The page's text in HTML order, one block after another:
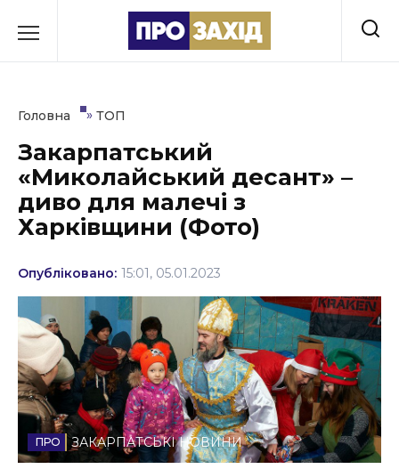
до
Культура
Освіта
Політика
Соціум
Спорт
Стиль життя
Втрачений Ужгород
Головна » ТОП
Закарпатський
«Миколайський десант» –
диво для малечі з
Харківщини (Фото)
Опубліковано: 15:01, 05.01.2023
ЗАКАРПАТСЬКІ НОВИНИ